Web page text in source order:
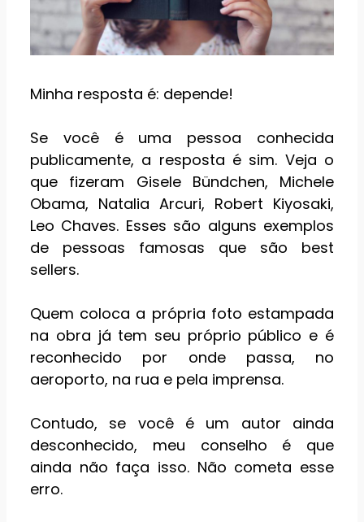
Minha resposta é: depende!
Se você é uma pessoa conhecida
publicamente, a resposta é sim. Veja o
que fizeram Gisele Bündchen, Michele
Obama, Natalia Arcuri, Robert Kiyosaki,
Leo Chaves. Esses são alguns exemplos
de pessoas famosas que são best
sellers.
Quem coloca a própria foto estampada
na obra já tem seu próprio público e é
reconhecido por onde passa, no
aeroporto, na rua e pela imprensa.
Contudo, se você é um autor ainda
desconhecido, meu conselho é que
ainda não faça isso. Não cometa esse
erro.